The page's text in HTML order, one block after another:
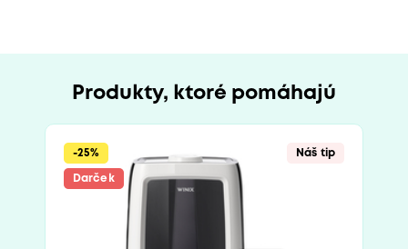
Produkty, ktoré pomáhajú
Darček
-25% Náš tip